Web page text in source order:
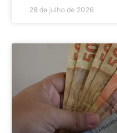
28 de julho de 2026